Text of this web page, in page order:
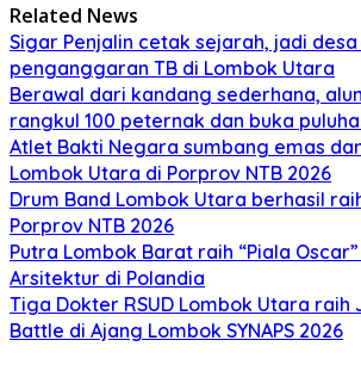
Related News
Sigar Penjalin cetak sejarah, jadi
penganggaran TB di Lombok Utara
Berawal dari kandang sederhana,
rangkul 100 peternak dan buka
Atlet Bakti Negara sumbang emas
Lombok Utara di Porprov NTB 2026
Drum Band Lombok Utara berhasil
Porprov NTB 2026
Putra Lombok Barat raih “Piala
Arsitektur di Polandia
Tiga Dokter RSUD Lombok Utara raih
Battle di Ajang Lombok SYNAPS 2026